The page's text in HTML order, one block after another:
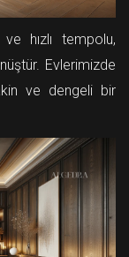
hızlı tempolu,
Evlerimizde
ve dengeli bir